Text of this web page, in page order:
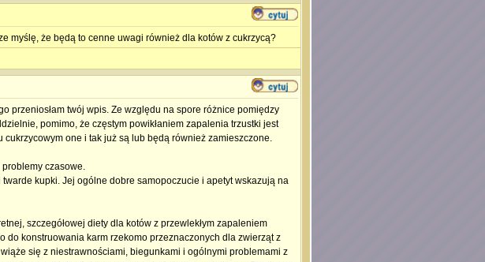
myślę, że będą to cenne uwagi również dla kotów z cukrzycą?
przeniosłam twój wpis. Ze względu na spore różnice pomiędzy
pomimo, że częstym powikłaniem zapalenia trzustki jest
one i tak już są lub będą również zamieszczone.
czasowe.
kupki. Jej ogólne dobre samopoczucie i apetyt wskazują na
szczegółowej diety dla kotów z przewlekłym zapaleniem
do konstruowania karm rzekomo przeznaczonych dla zwierząt z
się z niestrawnościami, biegunkami i ogólnymi problemami z